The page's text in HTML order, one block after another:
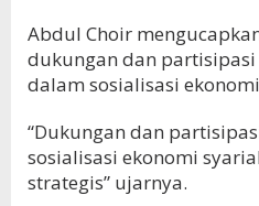
Abdul Choir
dukungan dan
dalam sosialisasi
“Dukungan dan
sosialisasi ekonomi
strategis” ujarnya.